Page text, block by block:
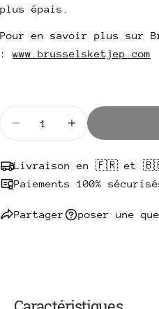
plus épais.
Pour en savoir plus sur
:www.brusselsketjep.com
Diminuer la quantité
Augmenter
Livraison en 🇫🇷 et
Paiements 100%
Partager
Partager
sur
Partager
sur
Épingler
sur
poser une
téléphone
Envoyer